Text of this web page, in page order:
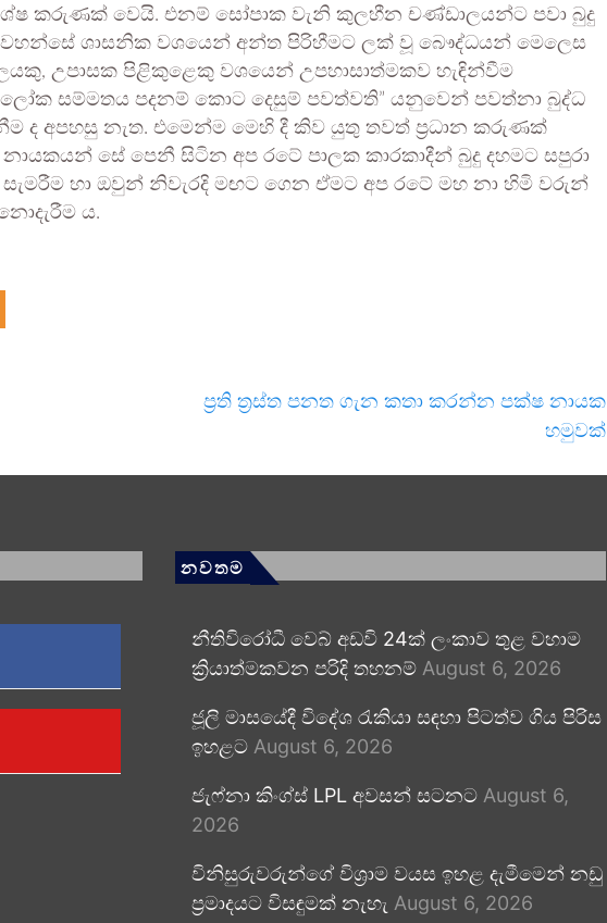
කරුණක් වෙයි. එනම් සෝපාක වැනි කුලහීන චණ්ඩාලයන්ට පවා බුදු
වහන්සේ ශාසනික වශයෙන් අන්ත පිරිහීමට ලක් වූ බෞද්ධයන් මෙලෙස
උපාසක පිළිකුළෙකු වශයෙන් උපහාසාත්මකව හැඳින්වීම
සම්මතය පදනම් කොට දෙසුම් පවත්වති” යනුවෙන් පවත්නා බුද්ධ
ද අපහසු නැත. එමෙන්ම මෙහි දී කිව යුතු තවත් ප්‍රධාන කරුණක්
සේ පෙනී සිටින අප රටේ පාලක කාරකාදීන් බුදු දහමට සපුරා
සැමරීම හා ඔවුන් නිවැරදි මඟට ගෙන ඒමට අප රටේ මහ නා හිමි වරුන්
ය.
ප්‍රති ත්‍රස්ත පනත ගැන කතා කරන්න පක්ෂ නායක
හමුවක්
නවතම
නීතිවිරෝධී වෙබ් අඩවි 24ක් ලංකාව තුළ වහාම
ක්‍රියාත්මකවන පරිදි තහනම් August 6, 2026
ජූලි මාසයේදී විදේශ රැකියා සඳහා පිටත්ව ගිය පිරිස
ඉහළට August 6, 2026
ජැෆ්නා කිංග්ස් LPL අවසන් සටනට August 6,
2026
විනිසුරුවරුන්ගේ විශ්‍රාම වයස ඉහළ දැමීමෙන් නඩු
ප්‍රමාදයට විසඳුමක් නැහැ August 6, 2026